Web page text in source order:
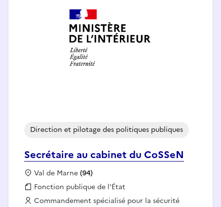
Secrétaire au cabinet du CoSSeN
Direction et pilotage des politiques publiques
Localisation :
Val de Marne(94)
Fonction publique :
Fonction publique de l'État
Employeur :
Commandement spécialisé pour la sécurité